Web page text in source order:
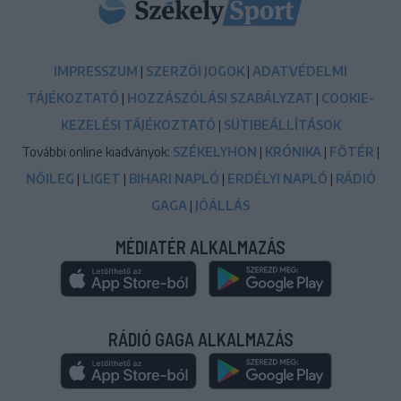
IMPRESSZUM | SZERZŐI JOGOK | ADATVÉDELMI
TÁJÉKOZTATÓ | HOZZÁSZÓLÁSI SZABÁLYZAT | COOKIE-
KEZELÉSI TÁJÉKOZTATÓ | SÜTIBEÁLLÍTÁSOK
További online kiadványok: SZÉKELYHON | KRÓNIKA | FŐTÉR |
NŐILEG | LIGET | BIHARI NAPLÓ | ERDÉLYI NAPLÓ | RÁDIÓ
GAGA | JÓÁLLÁS
MÉDIATÉR ALKALMAZÁS
RÁDIÓ GAGA ALKALMAZÁS